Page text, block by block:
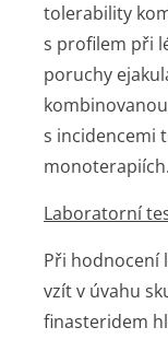
tolerability
s profilem při
poruchy
s incidencemi
monoterapiích.
Laboratorní
Při hodnocení
vzít v úvahu
finasteridem